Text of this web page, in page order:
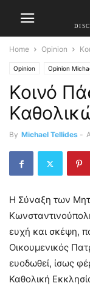
Home Opinion
Opinion Opinion
Κοινό
By Michael Tellides -
Η Σύναξη των
ευχή και σκέψη,
Οικουμενικός
ευοδωθεί, ίσως
Καθολική